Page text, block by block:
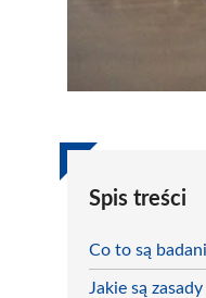
Spis treści
Co to są
Jakie są